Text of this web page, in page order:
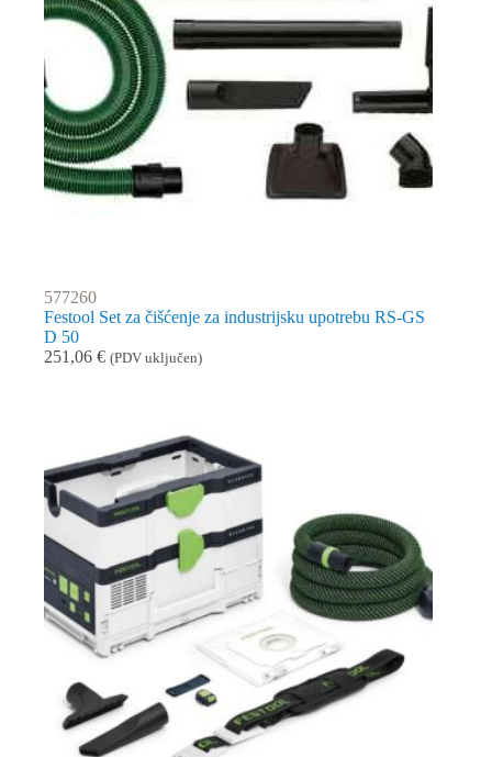
577260
Festool Set za čišćenje za industrijsku upotrebu RS-GS
D 50
251,06 € (PDV uključen)